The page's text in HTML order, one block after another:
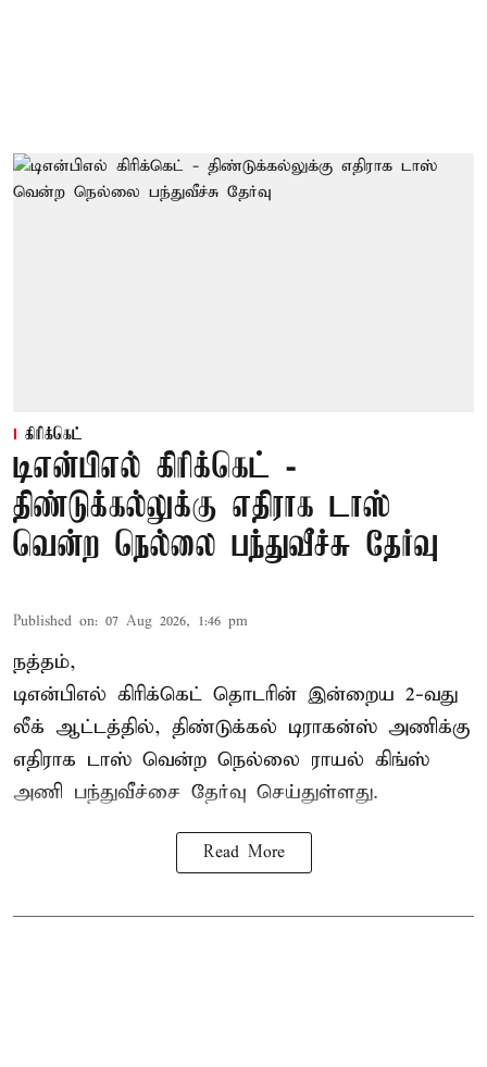
கிரிக்கெட்
டிஎன்பிஎல் கிரிக்கெட் -
திண்டுக்கல்லுக்கு எதிராக டாஸ்
வென்ற நெல்லை பந்துவீச்சு தேர்வு
Published on: 07 Aug 2026, 1:46 pm
நத்தம்,
டிஎன்பிஎல் கிரிக்கெட் தொடரின் இன்றைய 2-வது
லீக் ஆட்டத்தில், திண்டுக்கல் டிராகன்ஸ் அணிக்கு
எதிராக டாஸ் வென்ற நெல்லை ராயல் கிங்ஸ்
அணி பந்துவீச்சை தேர்வு செய்துள்ளது.
Read More